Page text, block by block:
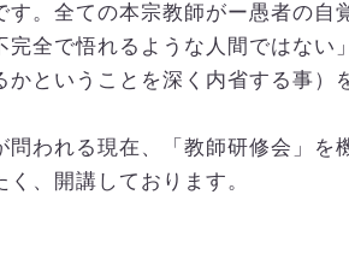
す。全ての本宗教師がー愚者の自
完全で悟れるような人間ではない
かということを深く内省する事）
問われる現在、「教師研修会」を
、開講しております。